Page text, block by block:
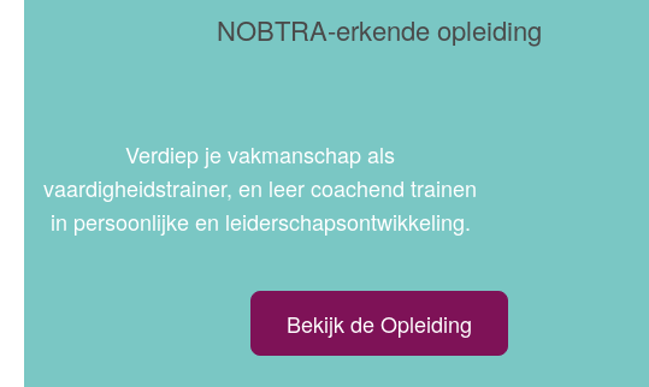
NOBTRA-erkende opleiding
Verdiep je vakmanschap als
vaardigheidstrainer, en leer coachend trainen
in persoonlijke en leiderschapsontwikkeling.
Bekijk de Opleiding